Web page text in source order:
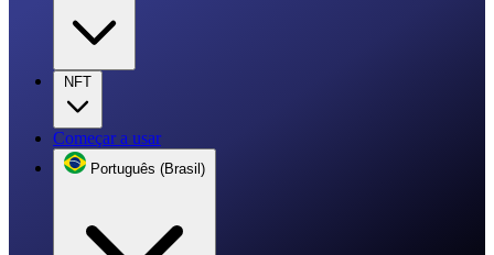
NFT
Começar a usar
Português (Brasil)